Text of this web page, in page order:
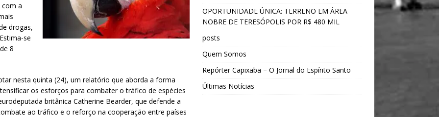
com a
drogas,
se
8
nesta quinta (24), um relatório que aborda a forma
os esforços para combater o tráfico de espécies
britânica Catherine Bearder, que defende a
ao tráfico e o reforço na cooperação entre países
OPORTUNIDADE ÚNICA: TERRENO EM ÁREA
NOBRE DE TERESÓPOLIS POR R$ 480 MIL
posts
Quem Somos
Repórter Capixaba – O Jornal do Espírito Santo
Últimas Notícias